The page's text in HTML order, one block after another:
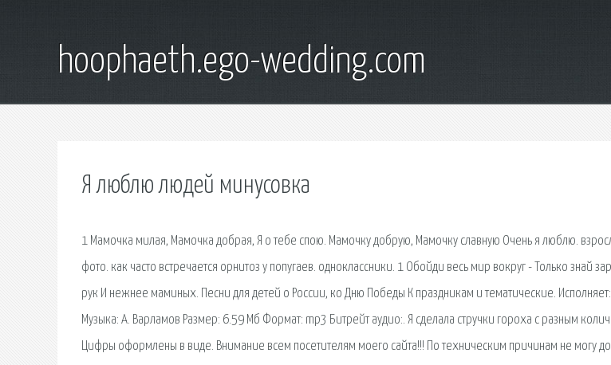
hoophaeth.ego-wedding.com
Я люблю людей минусовка
1 Мамочка милая, Мамочка добрая, Я о тебе спою. Мамочку добрую, Мамочку славную Очень я люблю.
фото. как часто встречается орнитоз у попугаев. одноклассники. 1 Обойди весь мир вокруг - Только знай
рук И нежнее маминых. Песни для детей о России, ко Дню Победы К праздникам и тематические.
Музыка: А. Варламов Размер: 6.59 Мб Формат: mp3 Битрейт аудио:. Я сделала стручки гороха с разным
Цифры оформлены в виде. Внимание всем посетителям моего сайта!!! По техническим причинам не могу